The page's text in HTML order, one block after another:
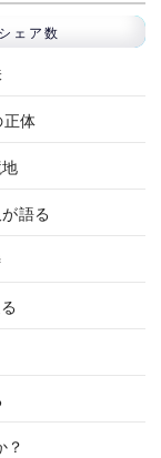
シェア数
正体
語る
？